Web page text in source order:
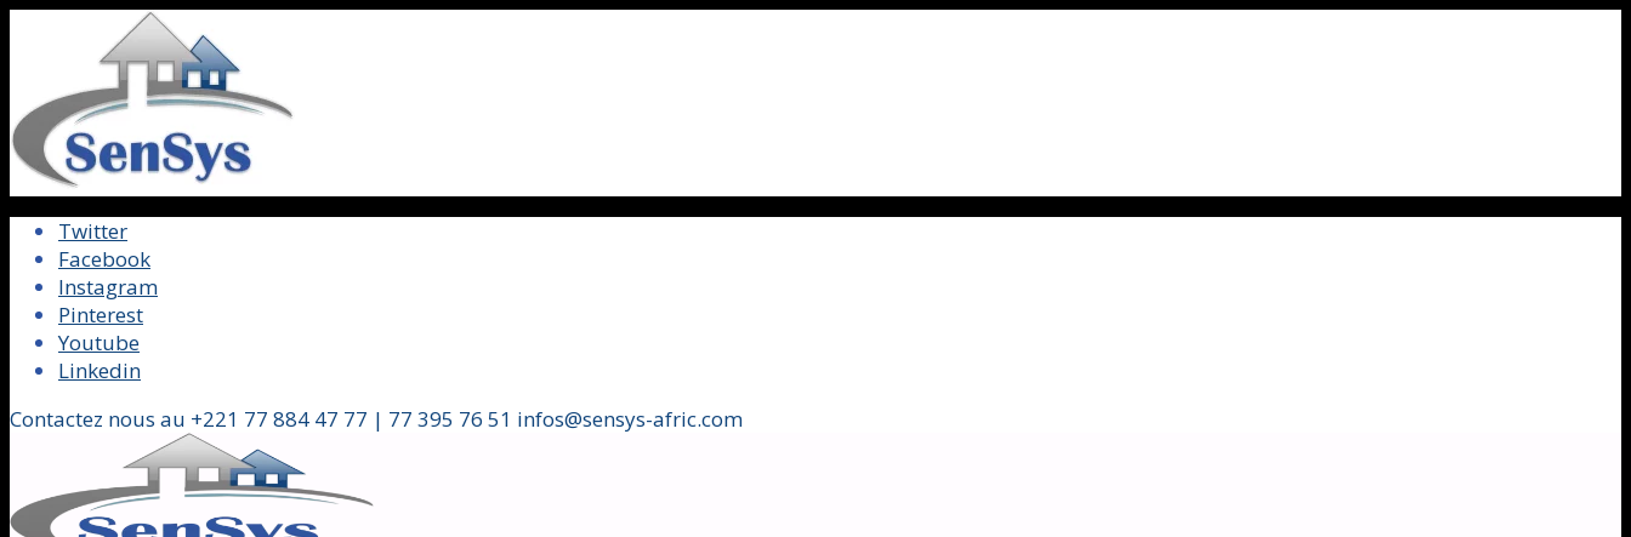
Twitter
Facebook
Instagram
Pinterest
Youtube
Linkedin
Contactez nous au +221 77 884 47 77 | 77 395 76 51 infos@sensys-afric.com